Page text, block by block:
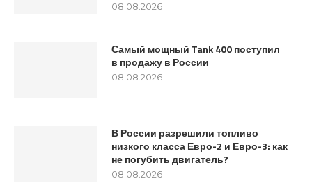
08.08.2026
Самый мощный Tank 400 поступил
в продажу в России
08.08.2026
В России разрешили топливо
низкого класса Евро-2 и Евро-3: как
не погубить двигатель?
08.08.2026